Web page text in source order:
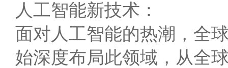
人工智能新技术：
面对人工智能的热潮，全
始深度布局此领域，从全